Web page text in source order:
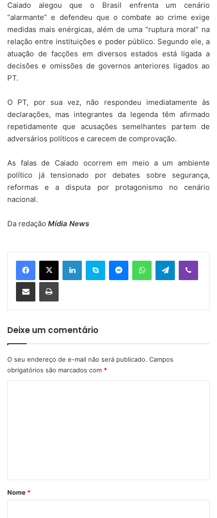
Caiado alegou que o Brasil enfrenta um cenário
“alarmante” e defendeu que o combate ao crime exige
medidas mais enérgicas, além de uma “ruptura moral” na
relação entre instituições e poder público. Segundo ele, a
atuação de facções em diversos estados está ligada a
decisões e omissões de governos anteriores ligados ao
PT.
O PT, por sua vez, não respondeu imediatamente às
declarações, mas integrantes da legenda têm afirmado
repetidamente que acusações semelhantes partem de
adversários políticos e carecem de comprovação.
As falas de Caiado ocorrem em meio a um ambiente
político já tensionado por debates sobre segurança,
reformas e a disputa por protagonismo no cenário
nacional.
Da redação Mídia News
Telegram
Deixe um comentário
O seu endereço de e-mail não será publicado. Campos
obrigatórios são marcados com *
r
Nome *